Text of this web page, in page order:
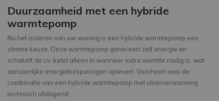
Duurzaamheid met een hybride
warmtepomp
Na het isoleren van uw woning is een hybride warmtepomp een
slimme keuze. Deze warmtepomp genereert zelf energie en
schakelt de cv-ketel alleen in wanneer extra warmte nodig is, wat
aanzienlijke energiebesparingen oplevert. Voorheen was de
combinatie van een hybride warmtepomp met vloerverwarming
technisch uitdagend.